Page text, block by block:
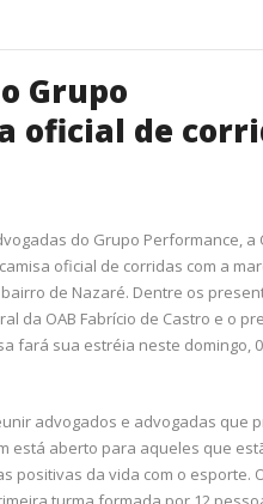
Grupo
oficial de
do Grupo Performance, a
oficial de corridas com a
de Nazaré. Dentre os
da OAB Fabrício de Castro e o
fará sua estréia neste domingo,
advogados e advogadas que
está aberto para aqueles que
positivas da vida com o esporte.